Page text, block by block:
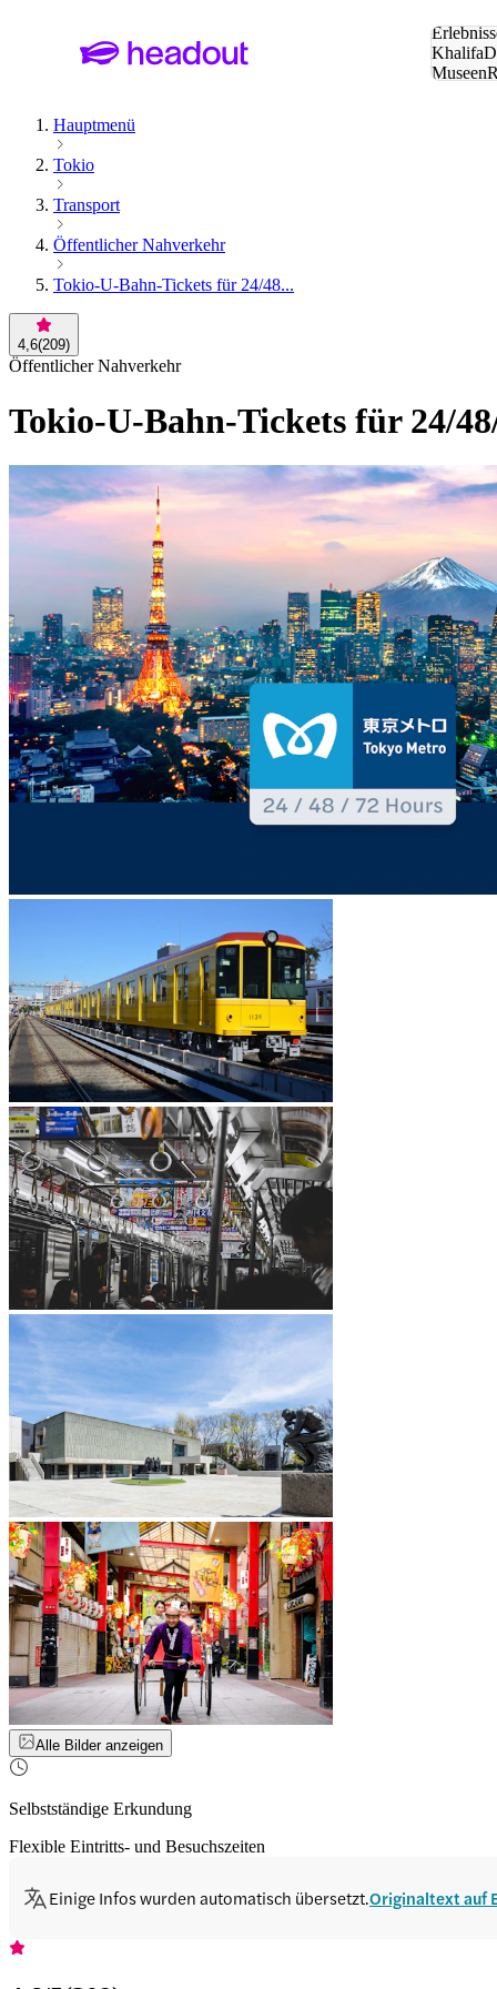
Khalifa
Museen
Hauptmenü
Tokio
Transport
Öffentlicher Nahverkehr
Tokio-U-Bahn-Tickets für 24/48...
4,6(209)
Öffentlicher Nahverkehr
Tokio-U-Bahn-Tickets für 24/
Alle Bilder anzeigen
Selbstständige Erkundung
Flexible Eintritts- und Besuchszeiten
Einige Infos wurden automatisch übersetzt.Originaltext auf